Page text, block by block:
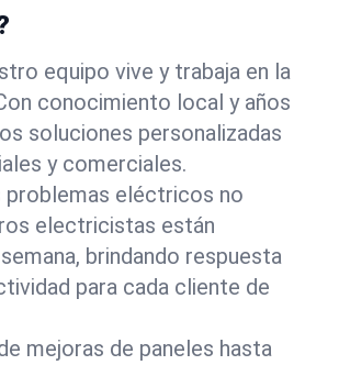
equipo vive y trabaja en la
conocimiento local y años
soluciones personalizadas
y comerciales.
problemas eléctricos no
electricistas están
brindando respuesta
para cada cliente de
mejoras de paneles hasta